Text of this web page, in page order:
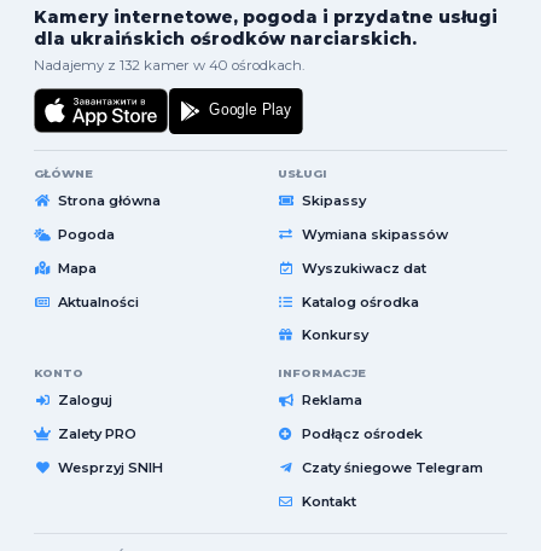
Kamery internetowe, pogoda i przydatne usługi
dla ukraińskich ośrodków narciarskich.
Nadajemy z 132 kamer w 40 ośrodkach.
GŁÓWNE
Strona główna
Pogoda
Mapa
Aktualności
USŁUGI
Skipassy
Wymiana skipassów
Wyszukiwacz dat
Katalog ośrodka
Konkursy
KONTO
Zaloguj
Zalety PRO
Wesprzyj SNIH
INFORMACJE
Reklama
Podłącz ośrodek
Czaty śniegowe Telegram
Kontakt